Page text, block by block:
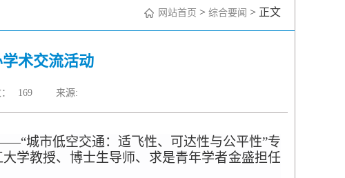
网站首页 > 综合要闻 > 正文
术交流活动
169 来源:
城市低空交通：适飞性、可达性与公平性”专
学教授、博士生导师、求是青年学者金盛担任